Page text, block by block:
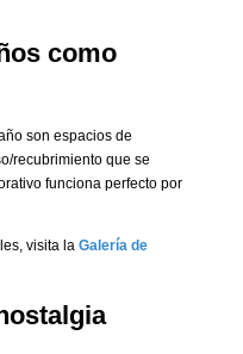
como
son espacios de
recubrimiento que se
funciona perfecto por
visita la Galería de